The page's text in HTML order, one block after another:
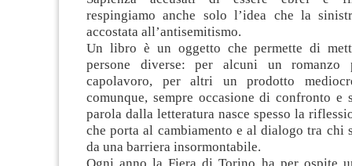
respingiamo anche solo l’idea che la
accostata all’antisemitismo.
Un libro è un oggetto che permette di
persone diverse: per alcuni un romanzo
capolavoro, per altri un prodotto
comunque, sempre occasione di confronto e
parola dalla letteratura nasce spesso la
che porta al cambiamento e al dialogo tra chi
da una barriera insormontabile.